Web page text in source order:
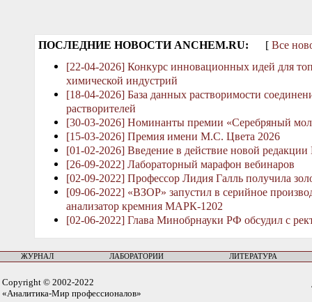
ПОСЛЕДНИЕ НОВОСТИ ANCHEM.RU: [ Все
[22-04-2026] Конкурс инновационных идей для
химической индустрий
[18-04-2026] База данных растворимости
растворителей
[30-03-2026] Номинанты премии «Серебряный
[15-03-2026] Премия имени М.С. Цвета 2026
[01-02-2026] Введение в действие новой
[26-09-2022] Лабораторный марафон вебинаров
[02-09-2022] Профессор Лидия Галль получила
[09-06-2022] «ВЗОР» запустил в серийное
анализатор кремния МАРК-1202
[02-06-2022] Глава Минобрнауки РФ обсудил с
ЖУРНАЛ ЛАБОРАТОРИИ ЛИТЕРАТУРА
Copyright © 2002-2022
«Аналитика-Мир профессионалов»